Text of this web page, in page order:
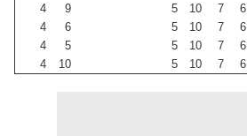
4
9 5 10 7 6
4
6 5 10 7 6
4
5 5 10 7 6
4
10 5 10 7 6